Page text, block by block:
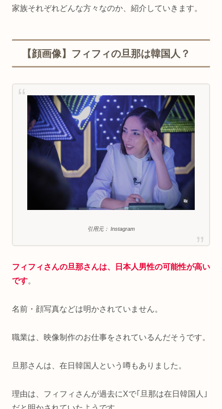
家族それぞれどんな方々なのか、紹介していきます。
【顔画像】フィフィの旦那は韓国人？
引用元： Instagram
フィフィさんの旦那さんは、日本人男性の可能性が高い
です。
名前・顔写真などは明かされていません。
職業は、映像制作のお仕事をされているんだそうです。
旦那さんは、在日韓国人という噂もありました。
理由は、フィフィさんが過去にXで｢旦那は在日韓国人｣